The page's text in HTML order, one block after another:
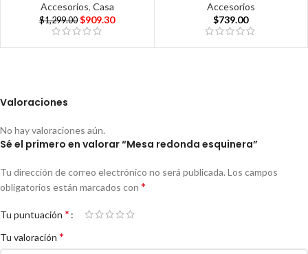
Accesorios, Casa
$1,299.00 $909.30
Accesorios
$739.00
Valoraciones
No hay valoraciones aún.
Sé el primero en valorar “Mesa redonda esquinera”
Tu dirección de correo electrónico no será publicada. Los campos
obligatorios están marcados con *
Tu puntuación *
Tu valoración *